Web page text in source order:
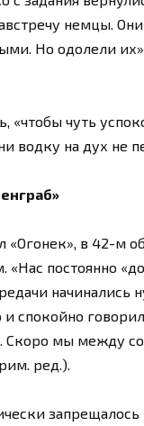
немцы.
Но одолели
«чтобы чуть
водку на дух не
в 42-м
«Нас постоянно
начинались
спокойно
Скоро мы между
ред.).
запрещалось